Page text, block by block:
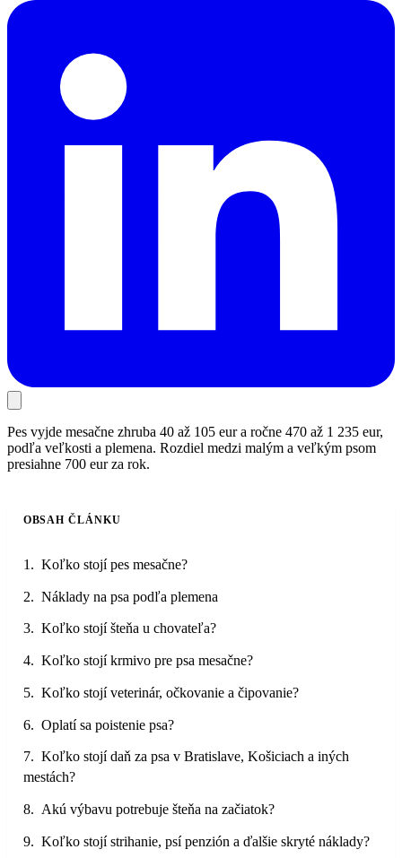
Pes vyjde mesačne zhruba 40 až 105 eur a ročne 470 až 1 235 eur,
podľa veľkosti a plemena. Rozdiel medzi malým a veľkým psom
presiahne 700 eur za rok.
OBSAH ČLÁNKU
Koľko stojí pes mesačne?
Náklady na psa podľa plemena
Koľko stojí šteňa u chovateľa?
Koľko stojí krmivo pre psa mesačne?
Koľko stojí veterinár, očkovanie a čipovanie?
Oplatí sa poistenie psa?
Koľko stojí daň za psa v Bratislave, Košiciach a iných
mestách?
Akú výbavu potrebuje šteňa na začiatok?
Koľko stojí strihanie, psí penzión a ďalšie skryté náklady?